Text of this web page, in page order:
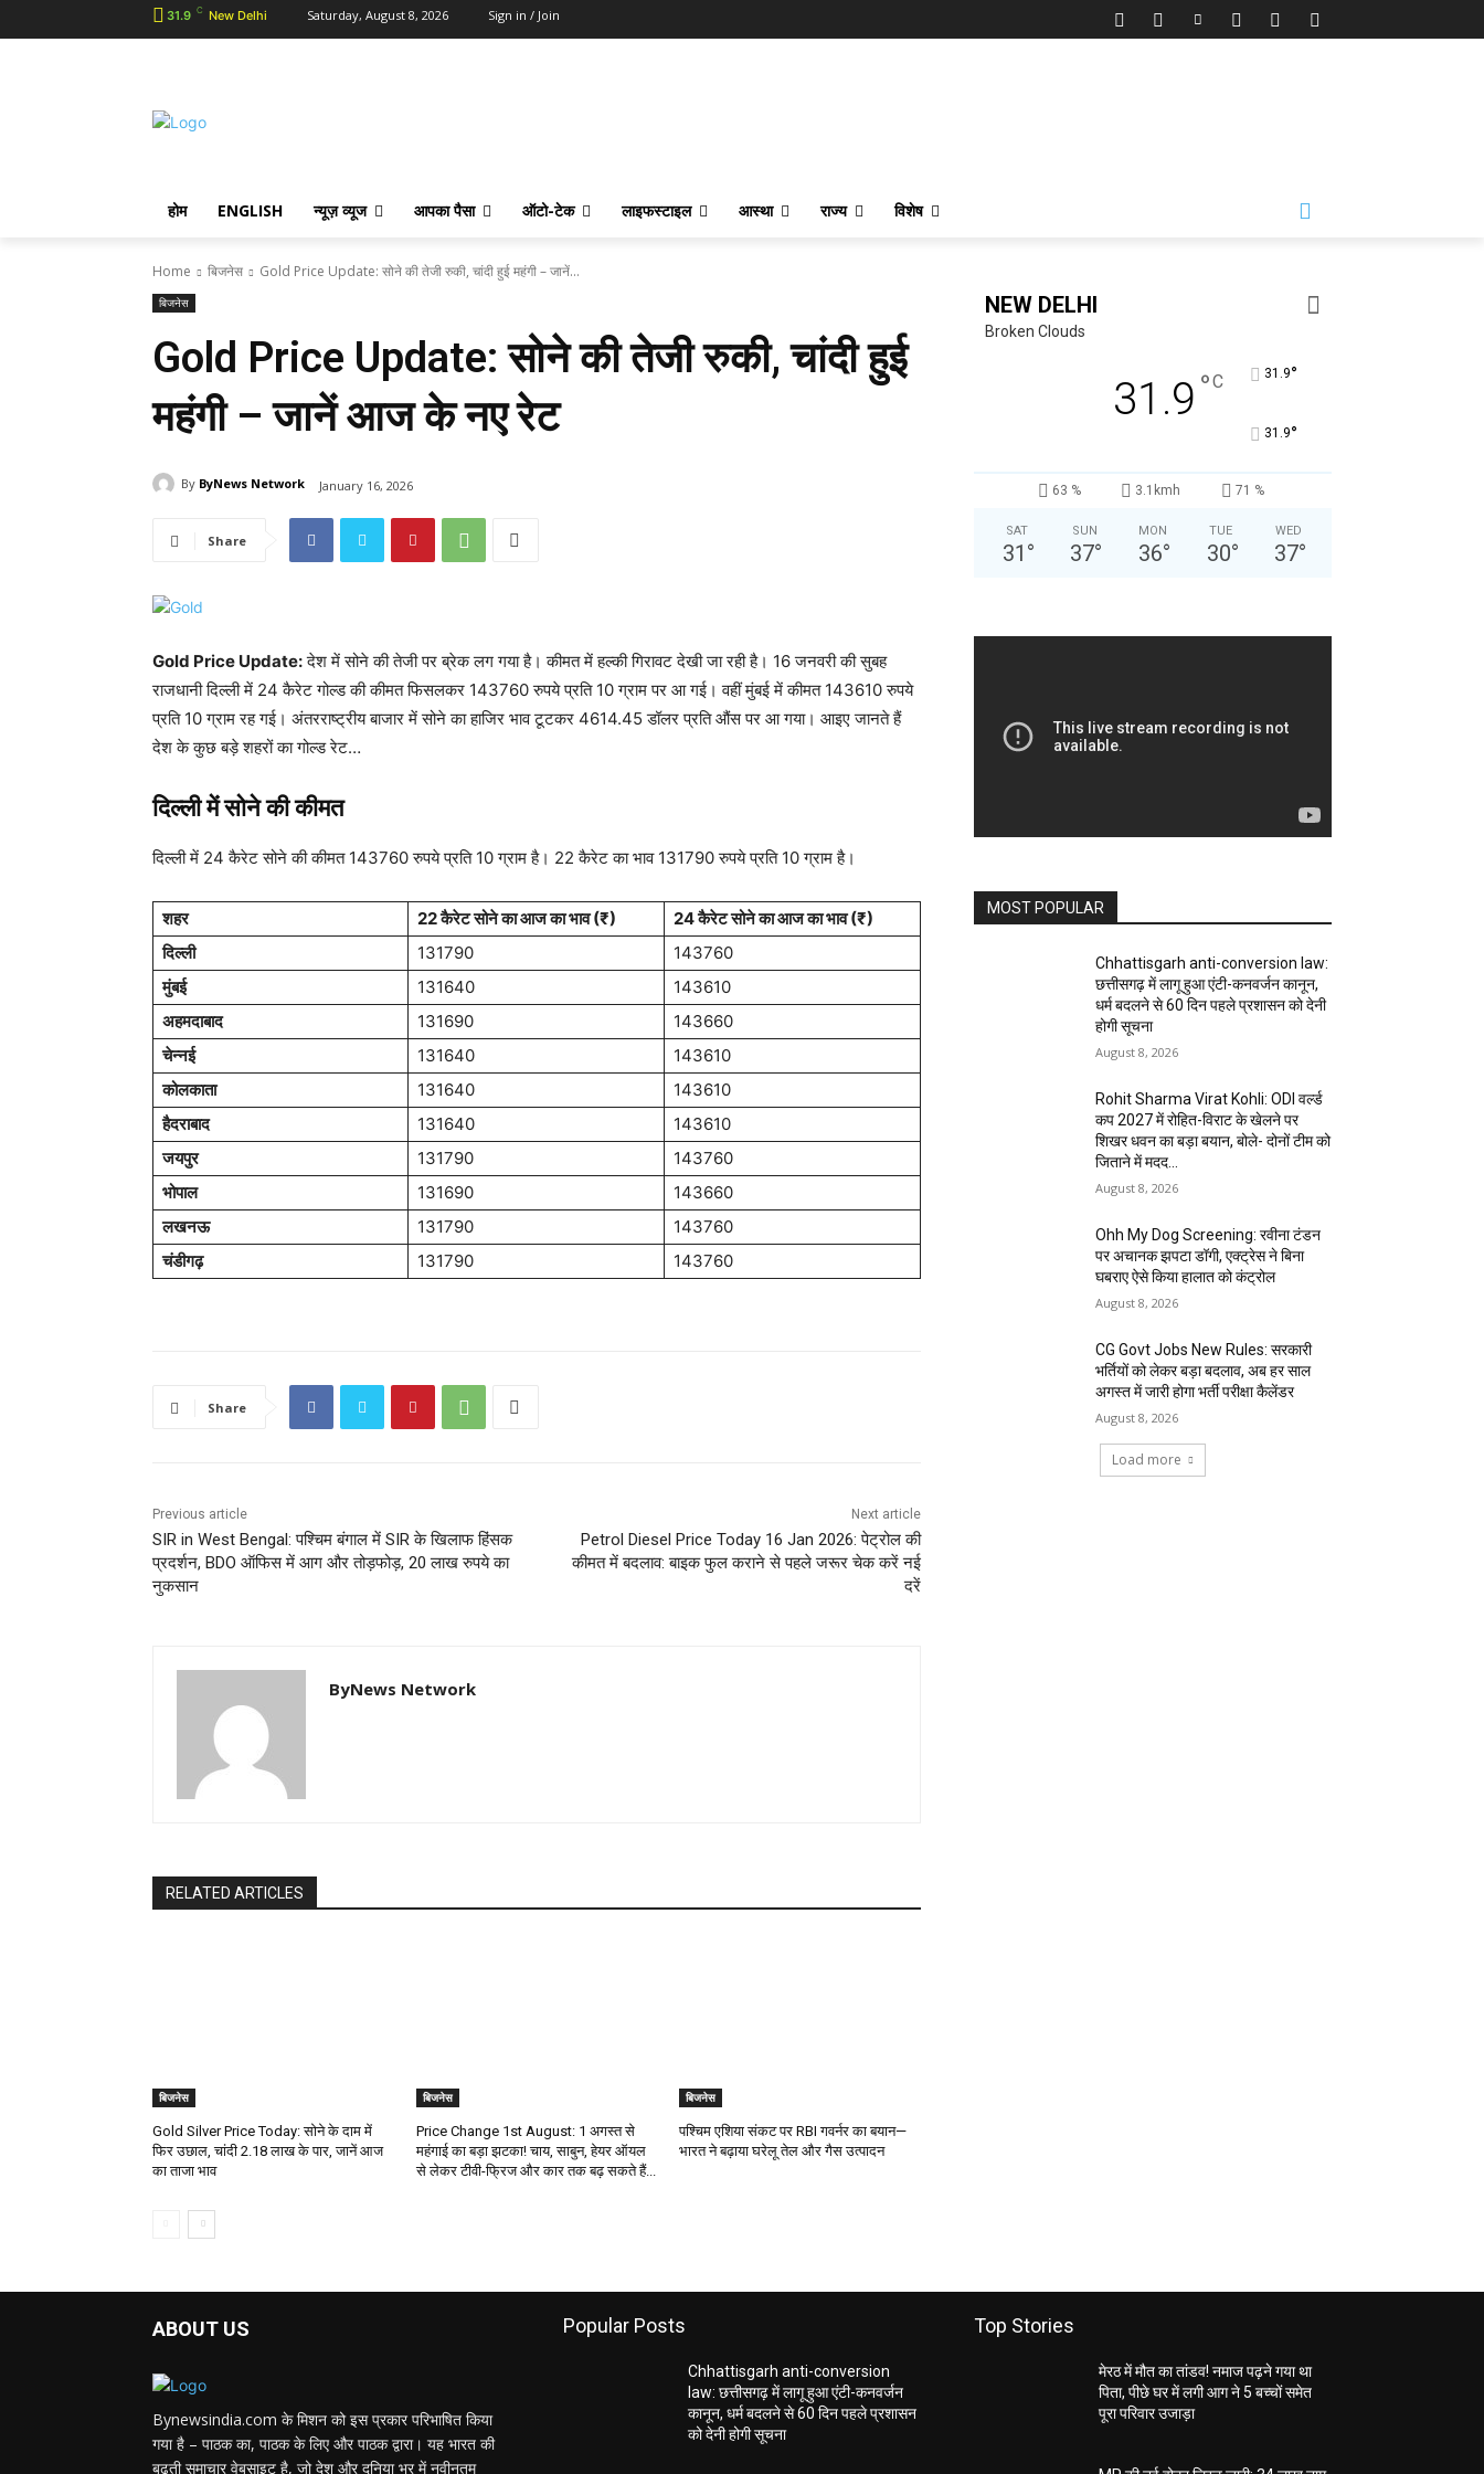
31.9 C New Delhi Saturday, August 8, 2026 Sign in / Join
होम ENGLISH न्यूज़ व्यूज आपका पैसा ऑटो-टेक लाइफस्टाइल आस्था राज्य विशेष
Home बिजनेस Gold Price Update: सोने की तेजी रुकी, चांदी हुई महंगी – जानें...
बिजनेस
Gold Price Update: सोने की तेजी रुकी, चांदी हुई
महंगी – जानें आज के नए रेट
By ByNews Network January 16, 2026
Share
Gold Price Update:देश में सोने की तेजी पर ब्रेक लग गया है। कीमत में ​हल्की गिरावट देखी जा रही है। 16 जनवरी की सुबह
राजधानी दिल्ली में 24 कैरेट गोल्ड की कीमत फिसलकर 143760 रुपये प्रति 10 ग्राम पर आ गई। वहीं मुंबई में कीमत 143610 रुपये
प्रति 10 ग्राम रह गई। अंतरराष्ट्रीय बाजार में सोने का हाजिर भाव टूटकर 4614.45 डॉलर प्रति औंस पर आ गया। आइए जानते हैं
देश के कुछ बड़े शहरों का गोल्ड रेट…
दिल्ली में सोने की कीमत
दिल्ली में 24 कैरेट सोने की कीमत 143760 रुपये प्रति 10 ग्राम है। 22 कैरेट का भाव 131790 रुपये प्रति 10 ग्राम है।
शहर 22 कैरेट सोने का आज का भाव (₹)
24 कैरेट सोने का आज का भाव (₹)
दिल्ली
131790
143760
मुंबई
131640
143610
अहमदाबाद
131690
143660
चेन्नई
131640
143610
कोलकाता
131640
143610
हैदराबाद
131640
143610
जयपुर
131790
143760
भोपाल
131690
143660
लखनऊ
131790
143760
चंडीगढ़
131790 143760
Share
Previous article
SIR in West Bengal: पश्चिम बंगाल में SIR के खिलाफ हिंसक
प्रदर्शन, BDO ऑफिस में आग और तोड़फोड़, 20 लाख रुपये का
नुकसान
Next article
Petrol Diesel Price Today 16 Jan 2026: पेट्रोल की
कीमत में बदलाव: बाइक फुल कराने से पहले जरूर चेक करें नई
दरें
ByNews Network
RELATED ARTICLES
बिजनेस
Gold Silver Price Today: सोने के दाम में
फिर उछाल, चांदी ₹2.18 लाख के पार, जानें आज
का ताजा भाव
बिजनेस
Price Change 1st August: 1 अगस्त से
महंगाई का बड़ा झटका! चाय, साबुन, हेयर ऑयल
से लेकर टीवी-फ्रिज और कार तक बढ़ सकते हैं...
बिजनेस
पश्चिम एशिया संकट पर RBI गवर्नर का बयान—
भारत ने बढ़ाया घरेलू तेल और गैस उत्पादन
NEW DELHI
Broken Clouds
31.9 °C 31.9°
31.9°
63 % 3.1kmh 71 %
SAT
31 °
SUN
37°
MON
36°
TUE
30°
WED
37°
MOST POPULAR
Chhattisgarh anti-conversion law:
छत्तीसगढ़ में लागू हुआ एंटी-कनवर्जन कानून,
धर्म बदलने से 60 दिन पहले प्रशासन को देनी
होगी सूचना
August 8, 2026
Rohit Sharma Virat Kohli: ODI वर्ल्ड
कप 2027 में रोहित-विराट के खेलने पर
शिखर धवन का बड़ा बयान, बोले- दोनों टीम को
जिताने में मदद...
August 8, 2026
Ohh My Dog Screening: रवीना टंडन
पर अचानक झपटा डॉगी, एक्ट्रेस ने बिना
घबराए ऐसे किया हालात को कंट्रोल
August 8, 2026
CG Govt Jobs New Rules: सरकारी
भर्तियों को लेकर बड़ा बदलाव, अब हर साल
अगस्त में जारी होगा भर्ती परीक्षा कैलेंडर
August 8, 2026
Load more
ABOUT US
Bynewsindia.com के मिशन को इस प्रकार परिभाषित किया
गया है – पाठक का, पाठक के लिए और पाठक द्वारा। यह भारत की
बढ़ती समाचार वेबसाइट है, जो देश और दुनिया भर में नवीनतम
Popular Posts
Chhattisgarh anti-conversion
law: छत्तीसगढ़ में लागू हुआ एंटी-कनवर्जन
कानून, धर्म बदलने से 60 दिन पहले प्रशासन
को देनी होगी सूचना
Top Stories
मेरठ में मौत का तांडव! नमाज पढ़ने गया था
पिता, पीछे घर में लगी आग ने 5 बच्चों समेत
पूरा परिवार उजाड़ा